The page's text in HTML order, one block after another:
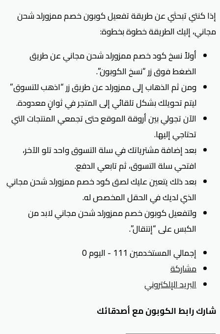
إذا كنتي تبحثي عن طريقة تفعيل كوبون خصم ممزورلد شحن
مجاني، إليك الطريقة خطوة بخطوة:
أولاً نسخ كود خصم ممزورلد شحن مجاني عن طريق
الضغط فوق زر “نسخ الكوبون”.
ومن ثم الذهاب إلى ممزورلد عن طريق زر “اذهب للتسوق”
ليتم تحويلك بشكل تلقائي إلى المتجر في ثوانٍ معدودة.
الآن تجولي بين أروقة الموقع حتى تجمعي المنتجات التي
تحتاجي إليها.
بعد إضافة مشترياتك في سلة التسوق واحد تلو الآخر،
افتحي سلة التسوق، ثم تابعي الدفع.
بعد ذلك يتعين عليك لصق كود خصم ممزورلد شحن مجاني
الذي لديك في الحقل المخصص له.
ولتفعيل كوبون خصم ممزورلد شحن مجاني لابد من
الكبس على “إنتقال”.
إجمالي المستخدمين 111 - اليوم 0
مشاركة
البريد الإلكتروني
شارك رابط الكوبون مع أصدقائك